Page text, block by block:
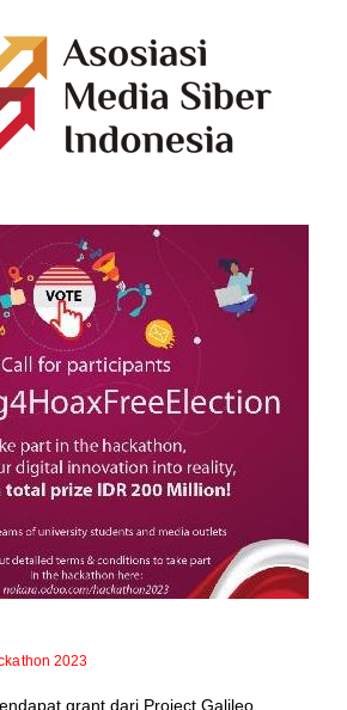
2023
grant dari Project Galileo